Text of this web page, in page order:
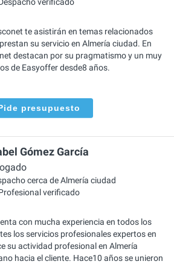
te asistirán en temas relacionados
su servicio en Almería ciudad. En
destacan por su pragmatismo y un muy
de Easyoffer desde8 años.
presupuesto
Gómez García
cerca de Almería ciudad
verificado
con mucha experiencia en todos los
los servicios profesionales expertos en
su actividad profesional en Almería
hacia el cliente. Hace10 años se unieron